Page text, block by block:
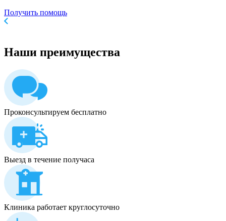
Получить помощь
Наши преимущества
Проконсультируем бесплатно
Выезд в течение получаса
Клиника работает круглосуточно